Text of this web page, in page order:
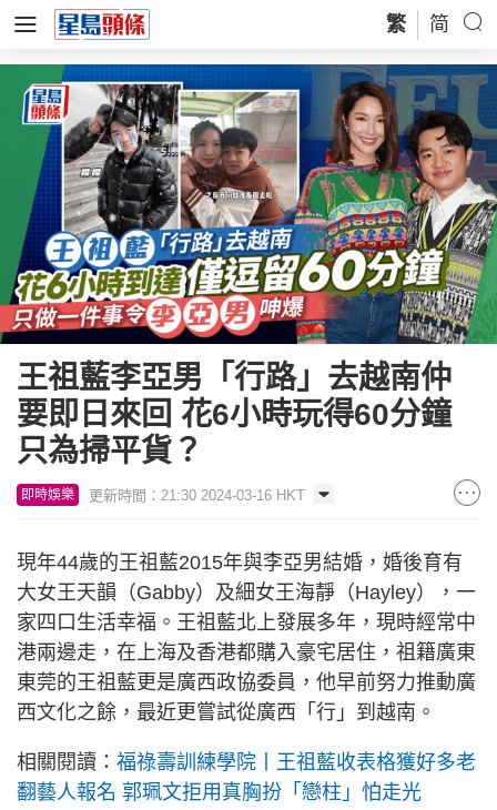
繁 简
王祖藍李亞男「行路」去越南仲
要即日來回 花6小時玩得60分鐘
只為掃平貨？
即時娛樂 更新時間：21:30 2024-03-16 HKT
現年44歲的王祖藍2015年與李亞男結婚，婚後育有
大女王天韻（Gabby）及細女王海靜（Hayley），一
家四口生活幸福。王祖藍北上發展多年，現時經常中
港兩邊走，在上海及香港都購入豪宅居住，祖籍廣東
東莞的王祖藍更是廣西政協委員，他早前努力推動廣
西文化之餘，最近更嘗試從廣西「行」到越南。
相關閱讀： 福祿壽訓練學院丨王祖藍收表格獲好多老
翻藝人報名 郭珮文拒用真胸扮「戀柱」怕走光